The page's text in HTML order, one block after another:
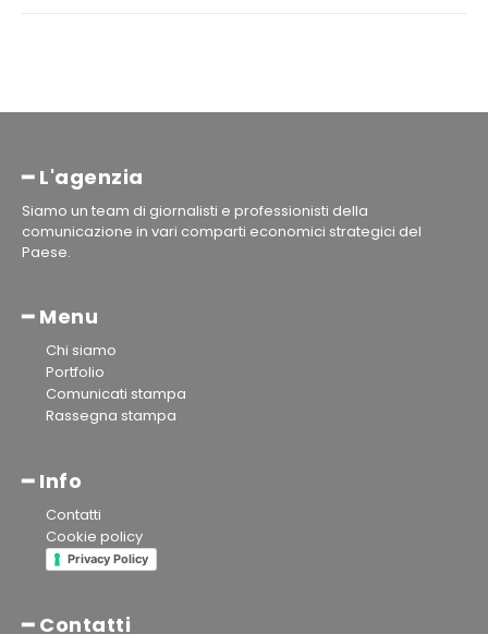
━ L'agenzia
Siamo un team di giornalisti e professionisti della
comunicazione in vari comparti economici strategici del
Paese.
━ Menu
Chi siamo
Portfolio
Comunicati stampa
Rassegna stampa
━ Info
Contatti
Cookie policy
Privacy Policy
━ Contatti